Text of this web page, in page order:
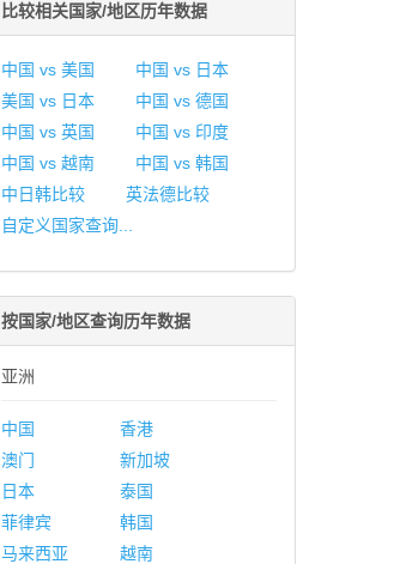
比较相关国家/地区历年数据
中国 vs 美国
中国 vs 日本
美国 vs 日本
中国 vs 德国
中国 vs 英国
中国 vs 印度
中国 vs 越南
中国 vs 韩国
中日韩比较
英法德比较
自定义国家查询...
按国家/地区查询历年数据
亚洲
中国
香港
澳门
新加坡
日本
泰国
菲律宾
韩国
马来西亚
越南